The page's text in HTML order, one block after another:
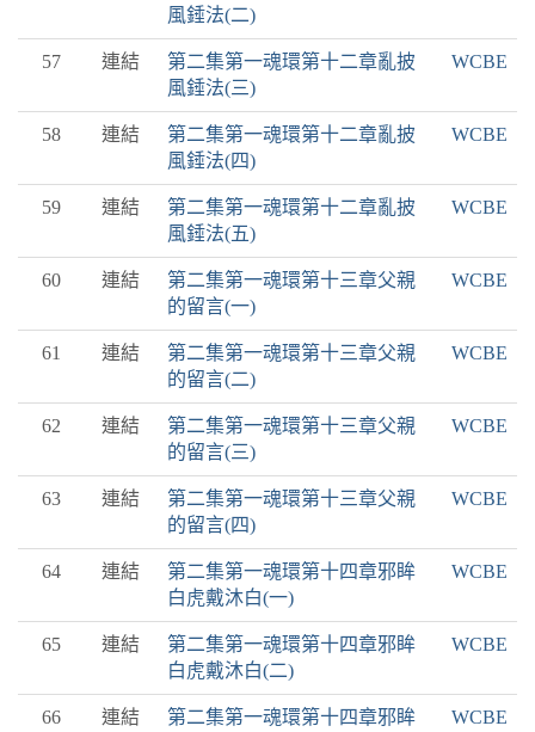
風錘法(二)
57 連結
第二集第一魂環第十二章亂披
風錘法(三)
WCBE
58 連結
第二集第一魂環第十二章亂披
風錘法(四)
WCBE
59 連結
第二集第一魂環第十二章亂披
風錘法(五)
WCBE
60 連結
第二集第一魂環第十三章父親
的留言(一)
WCBE
61 連結
第二集第一魂環第十三章父親
的留言(二)
WCBE
62 連結
第二集第一魂環第十三章父親
的留言(三)
WCBE
63 連結
第二集第一魂環第十三章父親
的留言(四)
WCBE
64 連結
第二集第一魂環第十四章邪眸
白虎戴沐白(一)
WCBE
65 連結
第二集第一魂環第十四章邪眸
白虎戴沐白(二)
WCBE
66 連結
第二集第一魂環第十四章邪眸
WCBE